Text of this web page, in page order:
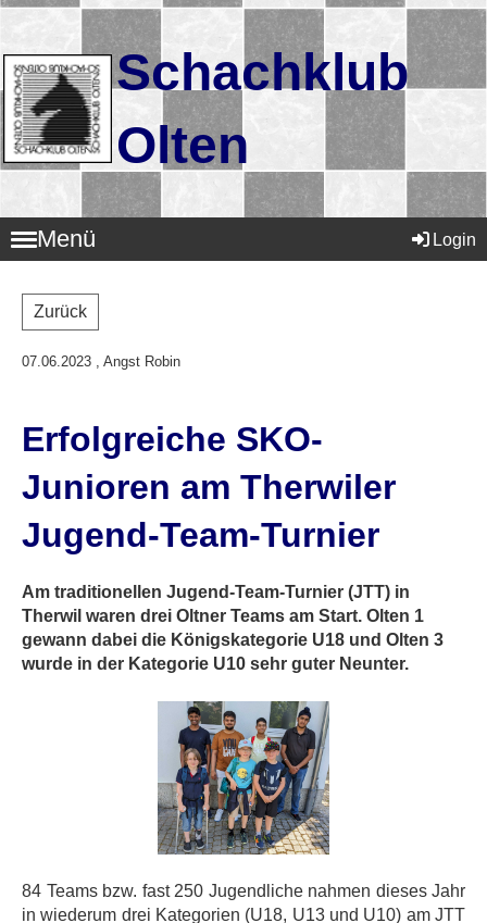
Schachklub
Olten
Menü Login
Zurück
07.06.2023 , Angst Robin
Erfolgreiche SKO-
Junioren am Therwiler
Jugend-Team-Turnier
Am traditionellen Jugend-Team-Turnier (JTT) in
Therwil waren drei Oltner Teams am Start. Olten 1
gewann dabei die Königskategorie U18 und Olten 3
wurde in der Kategorie U10 sehr guter Neunter.
84 Teams bzw. fast 250 Jugendliche nahmen dieses Jahr
in wiederum drei Kategorien (U18, U13 und U10) am JTT